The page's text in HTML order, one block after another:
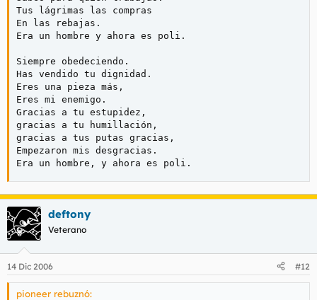
Tus lágrimas las compras
En las rebajas.
Era un hombre y ahora es poli.
Siempre obedeciendo.
Has vendido tu dignidad.
Eres una pieza más,
Eres mi enemigo.
Gracias a tu estupidez,
gracias a tu humillación,
gracias a tus putas gracias,
Empezaron mis desgracias.
Era un hombre, y ahora es poli.
deftony
Veterano
14 Dic 2006 #12
pioneer rebuznó: